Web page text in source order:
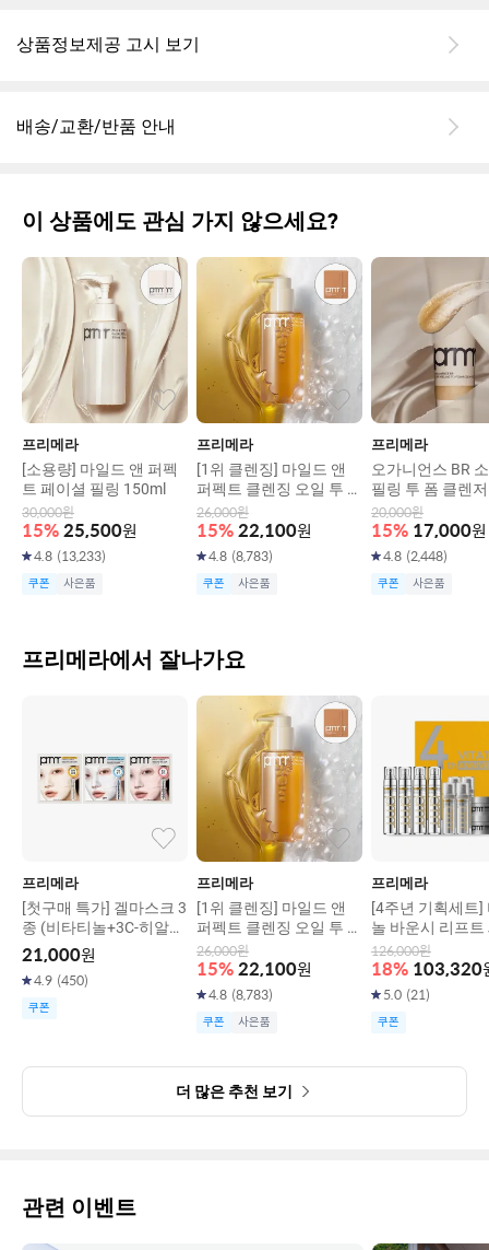
향은 은은하고 자연스러워, 향에 민감한 분들도 부담 없이 사용할 수
4. 가격
상품정보제공 고시 보기
배송/교환/반품 안내
이 상품에도 관심 가지 않으세요?
프리메라
[소용량] 마일드 앤 퍼펙
트 페이셜 필링 150ml
30,000원
15% 25,500원
4.8 (13,233)
쿠폰 사은품
프리메라
[1위 클렌징] 마일드 앤
퍼펙트 클렌징 오일 투 폼
200ml
26,000원
15% 22,100원
4.8 (8,783)
쿠폰 사은품
프리메라
오가니언스 BR
필링 투 폼 클렌
20,000원
15% 17,000원
4.8 (2,448)
쿠폰 사은품
프리메라에서 잘나가요
프리메라
[첫구매 특가] 겔마스크 3
종 (비타티놀+3C-히알루
론산+피디알엔)
21,000원
4.9 (450)
쿠폰
프리메라
[1위 클렌징] 마일드 앤
퍼펙트 클렌징 오일 투 폼
200ml
26,000원
15% 22,100원
4.8 (8,783)
쿠폰 사은품
프리메라
[4주년 기획세트]
놀 바운시 리프트
0G X4입
126,000원
18% 103,320
5.0 (21)
쿠폰
더 많은 추천 보기
관련 이벤트